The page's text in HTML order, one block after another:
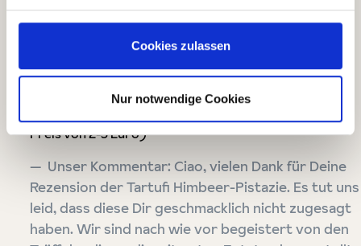
Cookies zulassen
Nur notwendige Cookies
Bewertung mit 2 von 5 Sternen
2 von 5 Sternen Für einen Preis von 100 Euro das kg
habe ich mir definitiv mehr erwartet. Nicht schlecht,
aber halt auch nichts Besonderes. Würde ich nicht
Preis von 2-3 Euro)
Unser Kommentar: Ciao, vielen Dank für Deine
Rezension der Tartufi Himbeer-Pistazie. Es tut uns
leid, dass diese Dir geschmacklich nicht zugesagt
haben. Wir sind nach wie vor begeistert von den